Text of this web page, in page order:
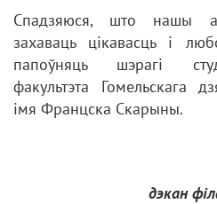
Спадзяюся, што нашы
захаваць цікавасць і
папоўняць шэрагі
факультэта Гомельскага
імя Францска Скарыны.
дэкан